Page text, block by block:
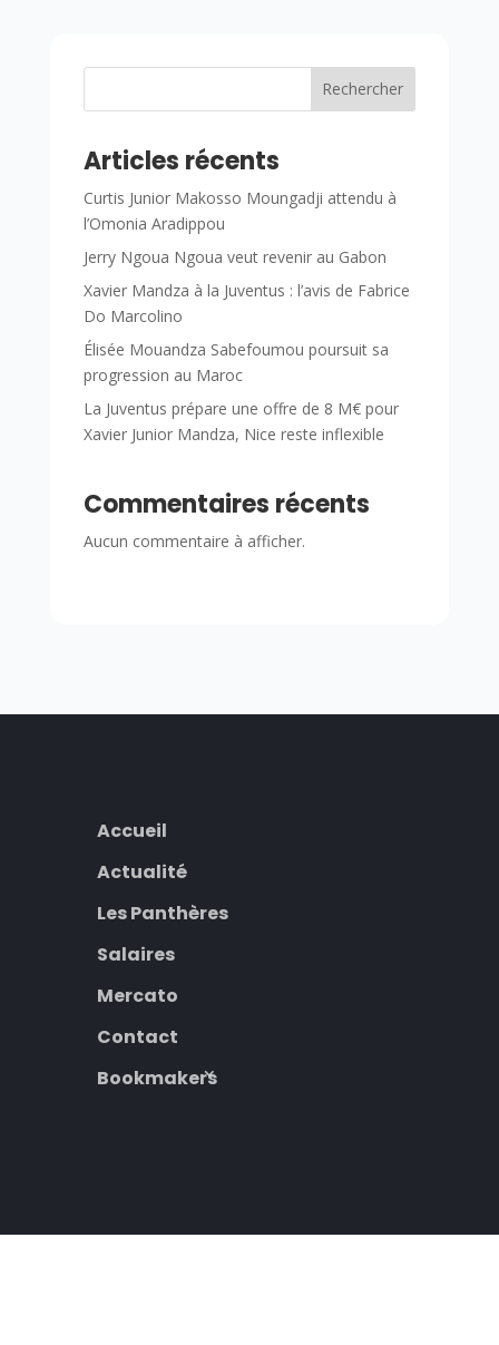
Rechercher
Articles récents
Curtis Junior Makosso Moungadji attendu à
l’Omonia Aradippou
Jerry Ngoua Ngoua veut revenir au Gabon
Xavier Mandza à la Juventus : l’avis de Fabrice
Do Marcolino
Élisée Mouandza Sabefoumou poursuit sa
progression au Maroc
La Juventus prépare une offre de 8 M€ pour
Xavier Junior Mandza, Nice reste inflexible
Commentaires récents
Aucun commentaire à afficher.
Accueil
Actualité
Les Panthères
Salaires
Mercato
Contact
Bookmakers